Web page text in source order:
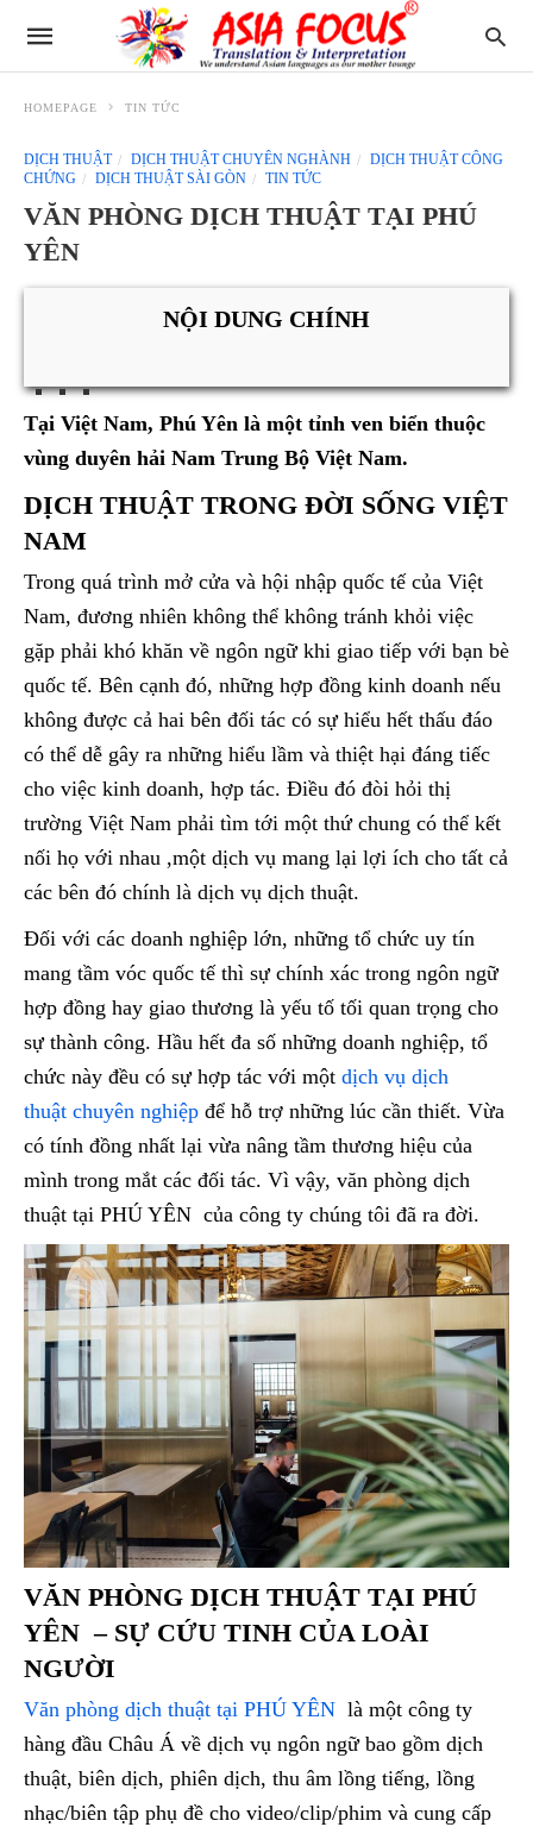
HOMEPAGE TIN TỨC
DỊCH THUẬT DỊCH THUẬT CHUYÊN NGHÀNH
DỊCH THUẬT CÔNG
CHỨNG
DỊCH THUẬT SÀI GÒN TIN TỨC
VĂN PHÒNG DỊCH THUẬT TẠI PHÚ
YÊN
NỘI DUNG CHÍNH
Tại Việt Nam, Phú Yên là một tỉnh ven biển thuộc
vùng duyên hải Nam Trung Bộ Việt Nam.
DỊCH THUẬT TRONG ĐỜI SỐNG VIỆT
NAM
Trong quá trình mở cửa và hội nhập quốc tế của Việt
Nam, đương nhiên không thể không tránh khỏi việc
gặp phải khó khăn về ngôn ngữ khi giao tiếp với bạn bè
quốc tế. Bên cạnh đó, những hợp đồng kinh doanh nếu
không được cả hai bên đối tác có sự hiểu hết thấu đáo
có thể dễ gây ra những hiểu lầm và thiệt hại đáng tiếc
cho việc kinh doanh, hợp tác. Điều đó đòi hỏi thị
trường Việt Nam phải tìm tới một thứ chung có thể kết
nối họ với nhau ,một dịch vụ mang lại lợi ích cho tất cả
các bên đó chính là dịch vụ dịch thuật.
Đối với các doanh nghiệp lớn, những tổ chức uy tín
mang tầm vóc quốc tế thì sự chính xác trong ngôn ngữ
hợp đồng hay giao thương là yếu tố tối quan trọng cho
sự thành công. Hầu hết đa số những doanh nghiệp, tổ
chức này đều có sự hợp tác với một dịch vụ dịch
thuật chuyên nghiệp để hỗ trợ những lúc cần thiết. Vừa
có tính đồng nhất lại vừa nâng tầm thương hiệu của
mình trong mắt các đối tác. Vì vậy, văn phòng dịch
thuật tại PHÚ YÊN của công ty chúng tôi đã ra đời.
VĂN PHÒNG DỊCH THUẬT TẠI PHÚ
YÊN – SỰ CỨU TINH CỦA LOÀI
NGƯỜI
Văn phòng dịch thuật tại PHÚ YÊN là một công ty
hàng đầu Châu Á về dịch vụ ngôn ngữ bao gồm dịch
thuật, biên dịch, phiên dịch, thu âm lồng tiếng, lồng
nhạc/biên tập phụ đề cho video/clip/phim và cung cấp